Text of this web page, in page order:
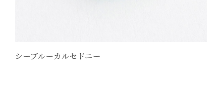
シーブルーカルセドニー